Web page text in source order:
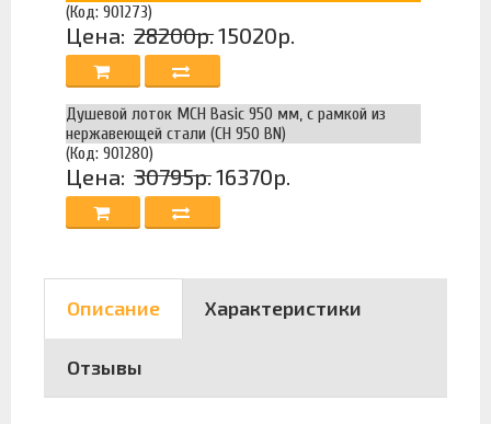
(Код: 901273)
Цена: 28200р.15020р.
Душевой лоток MCH Basic 950 мм, с рамкой из
нержавеющей стали (CH 950 BN)
(Код: 901280)
Цена: 30795р.16370р.
Описание Характеристики
Отзывы